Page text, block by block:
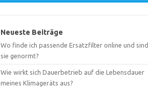
Neueste Beiträge
Wo finde ich passende Ersatzfilter online und sind
sie genormt?
Wie wirkt sich Dauerbetrieb auf die Lebensdauer
meines Klimageräts aus?